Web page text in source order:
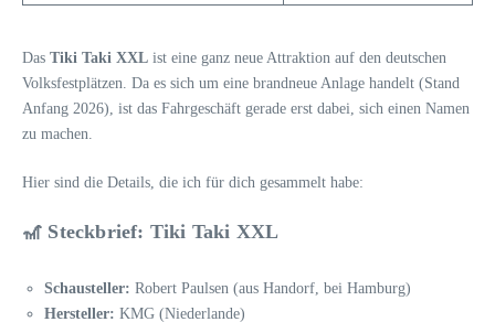
Das Tiki Taki XXL ist eine ganz neue Attraktion auf den deutschen
Volksfestplätzen. Da es sich um eine brandneue Anlage handelt (Stand
Anfang 2026), ist das Fahrgeschäft gerade erst dabei, sich einen Namen
zu machen.
Hier sind die Details, die ich für dich gesammelt habe:
🎢 Steckbrief: Tiki Taki XXL
Schausteller: Robert Paulsen (aus Handorf, bei Hamburg)
Hersteller: KMG (Niederlande)